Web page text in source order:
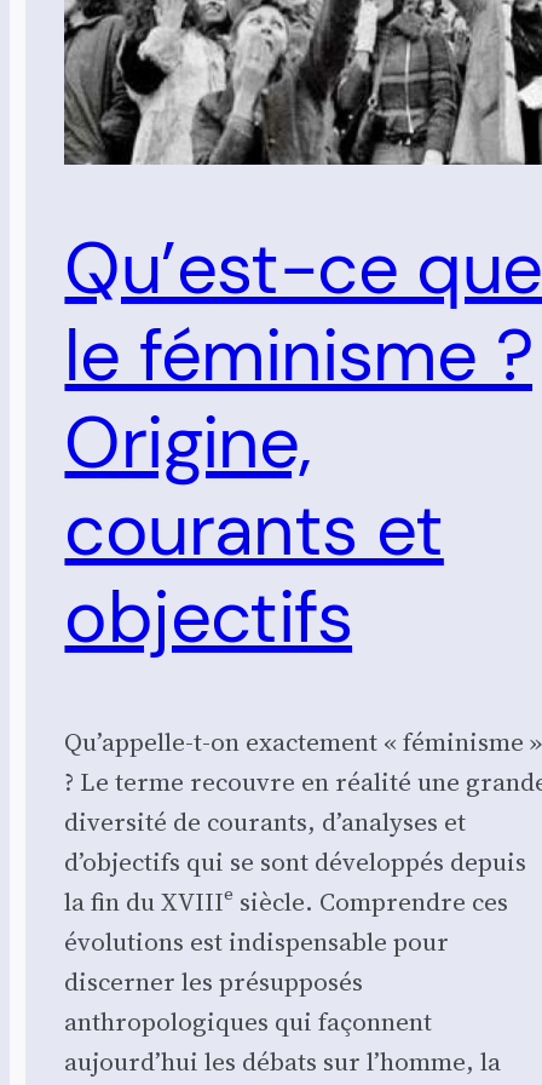
Qu’est-ce que
le féminisme ?
Origine,
courants et
objectifs
Qu’appelle-t-on exactement « féminisme »
? Le terme recouvre en réalité une
diversité de courants, d’analyses et
d’objectifs qui se sont développés depuis
la fin du XVIIIᵉ siècle. Comprendre ces
évolutions est indispensable pour
discerner les présupposés
anthropologiques qui façonnent
aujourd’hui les débats sur l’homme, la